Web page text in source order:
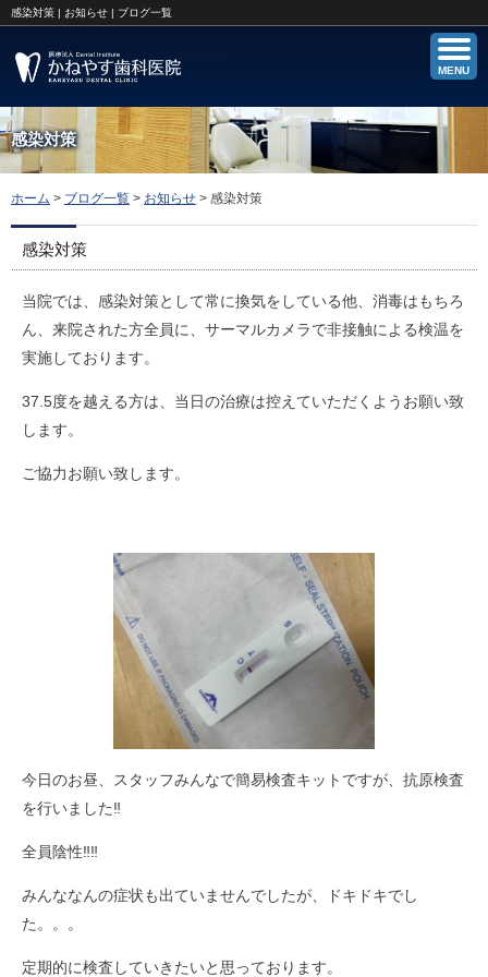
感染対策 | お知らせ | ブログ一覧
MENU
感染対策
ホーム > ブログ一覧 > お知らせ > 感染対策
感染対策
当院では、感染対策として常に換気をしている他、消毒はもちろ
ん、来院された方全員に、サーマルカメラで非接触による検温を
実施しております。
37.5度を越える方は、当日の治療は控えていただくようお願い致
します。
ご協力お願い致します。
今日のお昼、スタッフみんなで簡易検査キットですが、抗原検査
を行いました‼︎
全員陰性‼︎‼︎
みんななんの症状も出ていませんでしたが、ドキドキでし
た。。。
定期的に検査していきたいと思っております。